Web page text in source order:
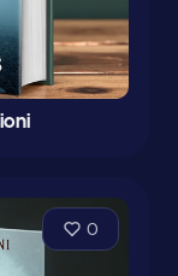
0